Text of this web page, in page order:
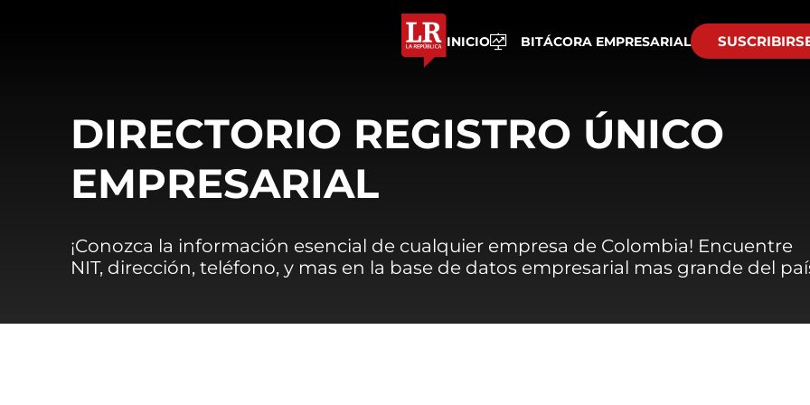
INICIO BITÁCORA EMPRESARIAL
DIRECTORIO REGISTRO ÚNICO
EMPRESARIAL
¡Conozca la información esencial de cualquier empresa de Colombia! Encuentre
NIT, dirección, teléfono, y mas en la base de datos empresarial mas grande del